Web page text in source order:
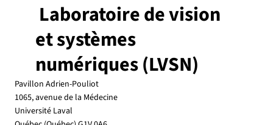
Laboratoire de vision
et systèmes
numériques (LVSN)
Pavillon Adrien-Pouliot
1065, avenue de la Médecine
Université Laval